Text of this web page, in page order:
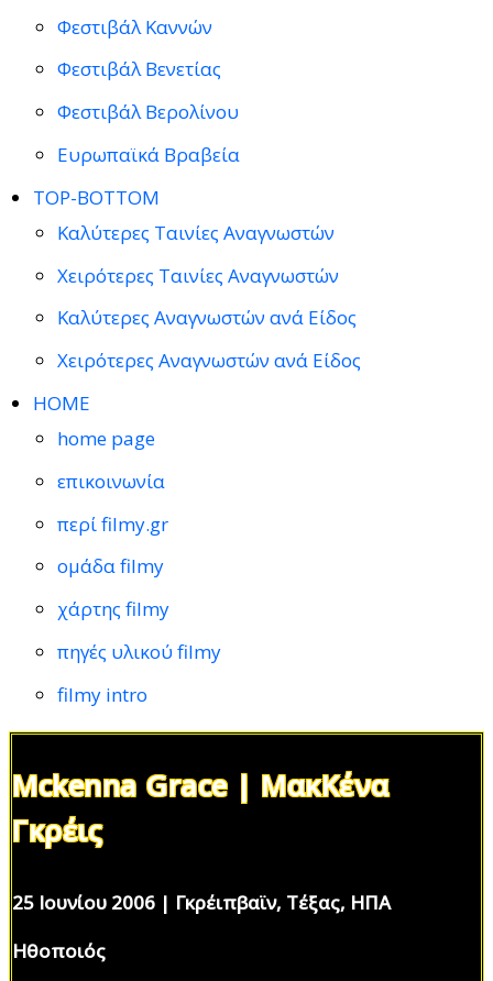
Φεστιβάλ Καννών
Φεστιβάλ Βενετίας
Φεστιβάλ Βερολίνου
Ευρωπαϊκά Βραβεία
TOP-BOTTOM
Καλύτερες Ταινίες Αναγνωστών
Χειρότερες Ταινίες Αναγνωστών
Καλύτερες Αναγνωστών ανά Είδος
Χειρότερες Αναγνωστών ανά Είδος
HOME
home page
επικοινωνία
περί filmy.gr
ομάδα filmy
χάρτης filmy
πηγές υλικού filmy
filmy intro
Mckenna Grace | ΜακΚένα
Γκρέις
25 Ιουνίου 2006 | Γκρέιπβαϊν, Τέξας, ΗΠΑ
Ηθοποιός